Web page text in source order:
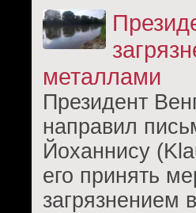
металлами
Президент
направил
Йоханнису
его принять
загрязнением